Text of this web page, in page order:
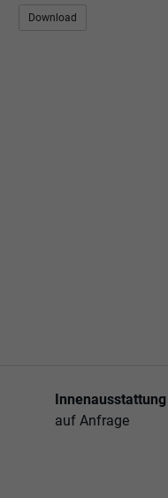
Download
Innenausstattung
auf Anfrage